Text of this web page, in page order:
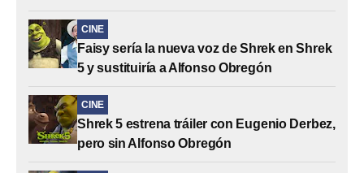
CINE
Faisy sería la nueva voz de Shrek en Shrek
5 y sustituiría a Alfonso Obregón
CINE
Shrek 5 estrena tráiler con Eugenio Derbez,
pero sin Alfonso Obregón